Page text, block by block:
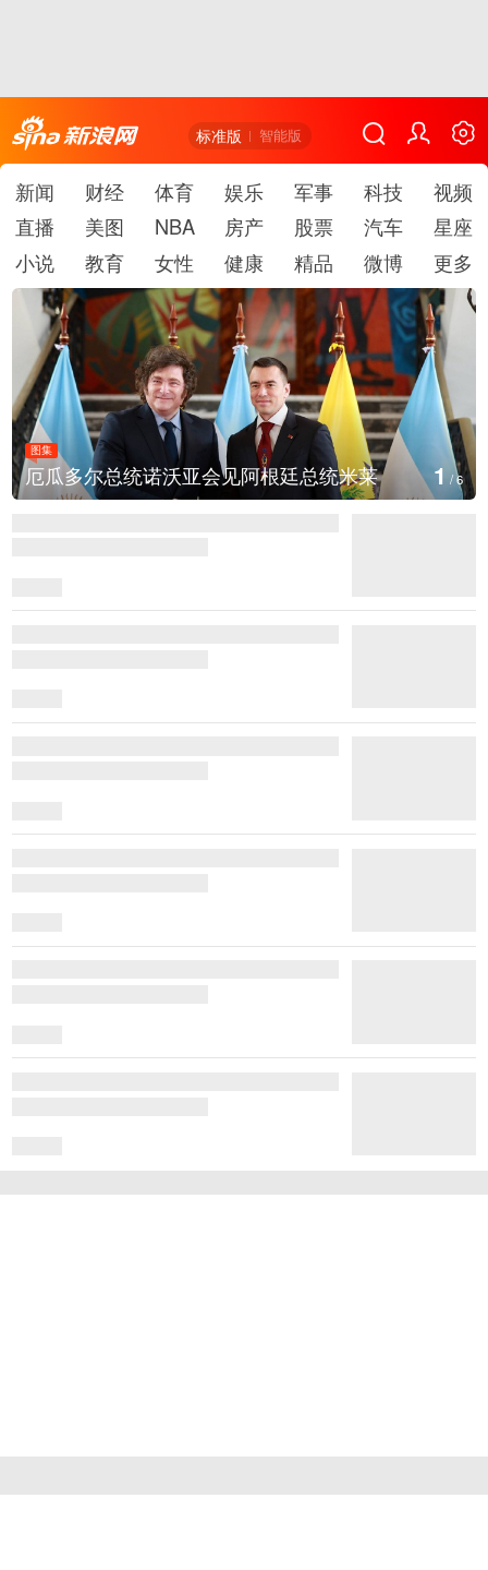
标准版 智能版
新闻 财经 体育 娱乐 军事 科技
视频
直播
美图 NBA 房产 股票 汽车
星座
小说
教育 女性 健康 精品 微博 更多
图集
厄瓜多尔总统诺沃亚会见阿根廷总统米莱 1/6